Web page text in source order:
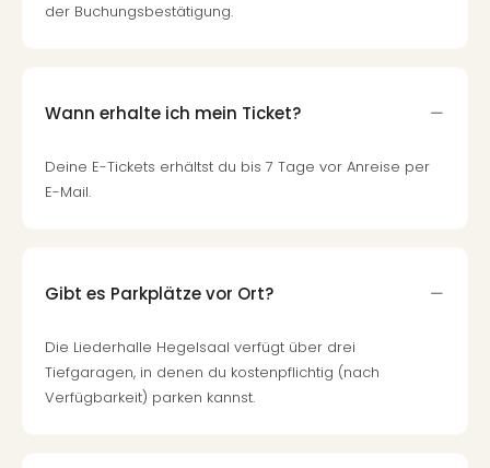
der Buchungsbestätigung.
Wann erhalte ich mein Ticket?
Deine E-Tickets erhältst du bis 7 Tage vor Anreise per
E-Mail.
Gibt es Parkplätze vor Ort?
Die Liederhalle Hegelsaal verfügt über drei
Tiefgaragen, in denen du kostenpflichtig (nach
Verfügbarkeit) parken kannst.